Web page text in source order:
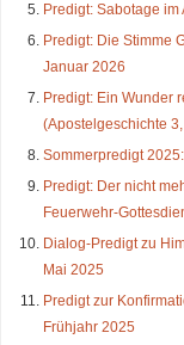
Predigt: Sabotage
Predigt: Die Stimme
Januar 2026
Predigt: Ein Wunder
(Apostelgeschichte
Sommerpredigt
Predigt: Der nicht
Feuerwehr-
Dialog-Predigt zu
Mai 2025
Predigt zur
Frühjahr 2025